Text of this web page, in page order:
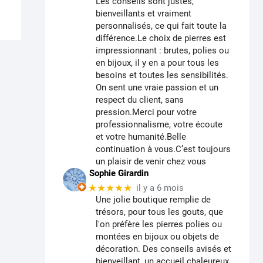
bienveillants et vraiment
personnalisés, ce qui fait toute la
différence.Le choix de pierres est
impressionnant : brutes, polies ou
en bijoux, il y en a pour tous les
besoins et toutes les sensibilités.
On sent une vraie passion et un
respect du client, sans
pression.Merci pour votre
professionnalisme, votre écoute
et votre humanité.Belle
continuation à vous.C’est toujours
un plaisir de venir chez vous
Sophie Girardin
★★★★★ il y a 6 mois
Une jolie boutique remplie de
trésors, pour tous les gouts, que
l'on préfère les pierres polies ou
montées en bijoux ou objets de
décoration. Des conseils avisés et